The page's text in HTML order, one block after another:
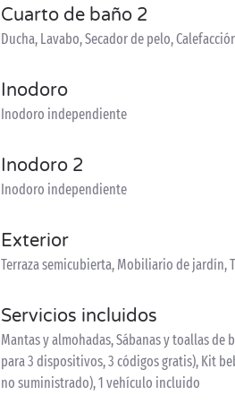
Cuarto de baño 2
Ducha, Lavabo, Secador de pelo,
Inodoro
Inodoro independiente
Inodoro 2
Inodoro independiente
Exterior
Terraza semicubierta, Mobiliario de jardín,
Servicios incluidos
Mantas y almohadas, Sábanas y toallas de
para 3 dispositivos, 3 códigos gratis), Kit
no suministrado), 1 vehículo incluido